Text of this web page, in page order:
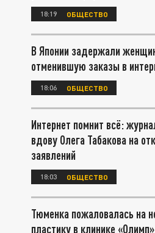
18:19 ОБЩЕСТВО
В Японии задержали
отменившую заказы в
18:06 ОБЩЕСТВО
Интернет помнит всё:
вдову Олега Табакова на
заявлений
18:03 ОБЩЕСТВО
Тюменка пожаловалась на
пластику в клинике «Олимп»